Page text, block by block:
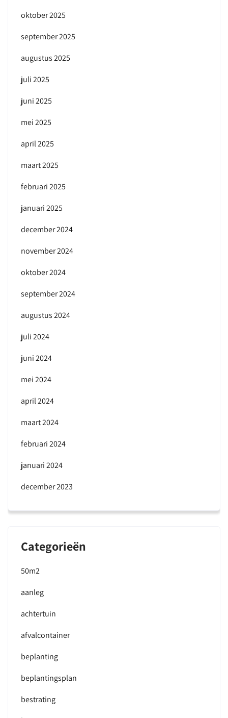
oktober 2025
september 2025
augustus 2025
juli 2025
juni 2025
mei 2025
april 2025
maart 2025
februari 2025
januari 2025
december 2024
november 2024
oktober 2024
september 2024
augustus 2024
juli 2024
juni 2024
mei 2024
april 2024
maart 2024
februari 2024
januari 2024
december 2023
Categorieën
50m2
aanleg
achtertuin
afvalcontainer
beplanting
beplantingsplan
bestrating